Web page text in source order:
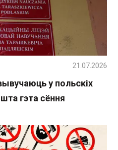
у польскіх
гэта сёння
21.07.2026